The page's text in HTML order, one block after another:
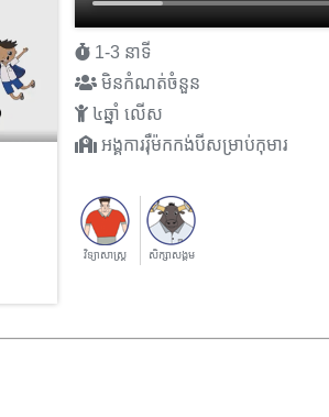
1-3 នាទី
មិនកំណត់ចំនួន
៤ឆ្នាំ លើស
អង្គការរ៉ឺម៉កកង់បីសម្រាប់កុមារ
វិទ្យាសាស្រ្ត សិក្សាសង្គម